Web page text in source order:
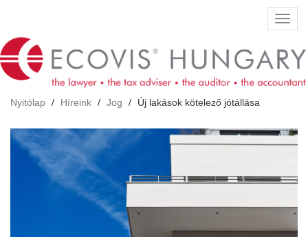
Nyitólap Híreink Jog Új lakások kötelező jótállása